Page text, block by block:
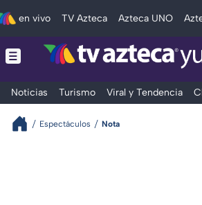
en vivo TV Azteca Azteca UNO
Noticias Turismo Viral y Tendencia
Espectáculos Nota